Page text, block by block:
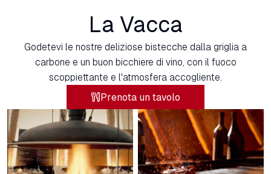
La Vacca
Godetevi le nostre deliziose bistecche dalla griglia a
carbone e un buon bicchiere di vino, con il fuoco
scoppiettante e l'atmosfera accogliente.
Prenota un tavolo